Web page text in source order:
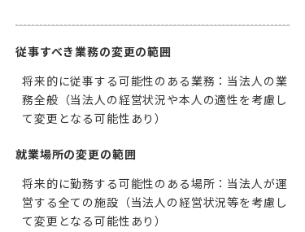
従事すべき業務の変更の範囲
将来的に従事する可能性のある業務：当法人の業
務全般（当法人の経営状況や本人の適性を考慮し
て変更となる可能性あり）
就業場所の変更の範囲
将来的に勤務する可能性のある場所：当法人が運
営する全ての施設（当法人の経営状況等を考慮し
て変更となる可能性あり）